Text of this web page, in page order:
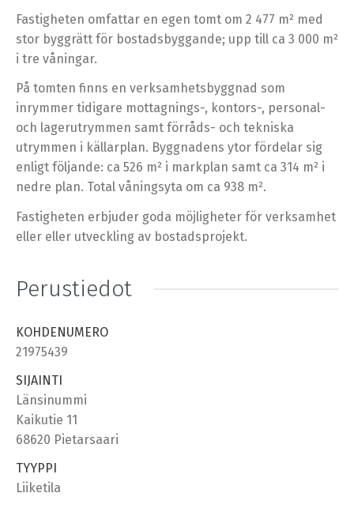
Fastigheten omfattar en egen tomt om 2 477 m² med
stor byggrätt för bostadsbyggande; upp till ca 3 000 m²
i tre våningar.
På tomten finns en verksamhetsbyggnad som
inrymmer tidigare mottagnings-, kontors-, personal-
och lagerutrymmen samt förråds- och tekniska
utrymmen i källarplan. Byggnadens ytor fördelar sig
enligt följande: ca 526 m² i markplan samt ca 314 m² i
nedre plan. Total våningsyta om ca 938 m².
Fastigheten erbjuder goda möjligheter för verksamhet
eller eller utveckling av bostadsprojekt.
Perustiedot
KOHDENUMERO
21975439
SIJAINTI
Länsinummi
Kaikutie 11
68620 Pietarsaari
TYYPPI
Liiketila